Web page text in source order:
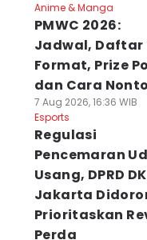
Anime & Manga
PMWC 2026:
Jadwal, Daftar
Format, Prize
dan Cara
7 Aug 2026, 16:36 WIB
Esports
Regulasi
Pencemaran
Usang, DPRD
Jakarta
Prioritaskan
Perda